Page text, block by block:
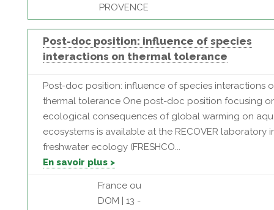
PROVENCE
Post-doc position: influence of species
interactions on thermal tolerance
Post-doc position: influence of species interactions
thermal tolerance One post-doc position focusing
ecological consequences of global warming on
ecosystems is available at the RECOVER laboratory
freshwater ecology (FRESHCO...
En savoir plus >
France ou
DOM | 13 -